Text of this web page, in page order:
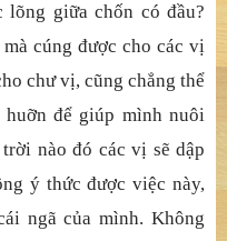
giữa chốn có đầu?
cúng được cho các vị
chư vị, cũng chẳng thể
để giúp mình nuôi
nào đó các vị sẽ dập
ý thức được việc này,
ngã của mình. Không